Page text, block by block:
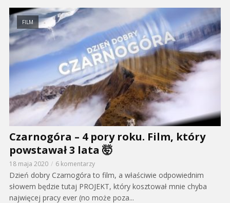
FILM
Czarnogóra – 4 pory roku. Film, który
powstawał 3 lata 🤯
18 maja 2020 6 komentarzy
Dzień dobry Czarnogóra to film, a właściwie odpowiednim
słowem będzie tutaj PROJEKT, który kosztował mnie chyba
najwięcej pracy ever (no może poza...